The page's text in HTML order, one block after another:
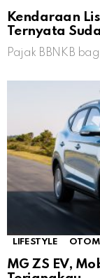
Kendaraan
Ternyata
Pajak BBNKB
LIFESTYLE
MG ZS EV,